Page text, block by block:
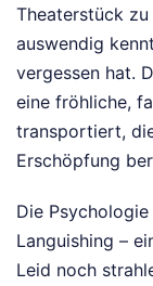
Theaterstück
auswendig
vergessen hat.
eine fröhliche,
transportiert,
Erschöpfung
Die
Languishing –
Leid noch